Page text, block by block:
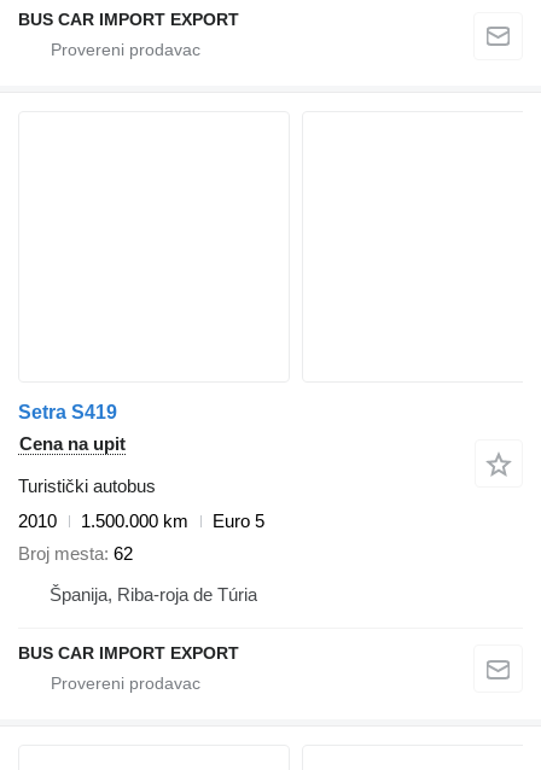
BUS CAR IMPORT EXPORT
Setra S419
Cena na upit
Turistički autobus
2010
1.500.000 km
Euro 5
Broj mesta 62
Španija, Riba-roja de Túria
BUS CAR IMPORT EXPORT